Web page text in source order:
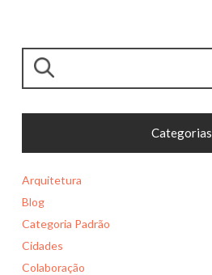
Pesquisar
Categorias
Arquitetura
Blog
Categoria Padrão
Cidades
Colaboração